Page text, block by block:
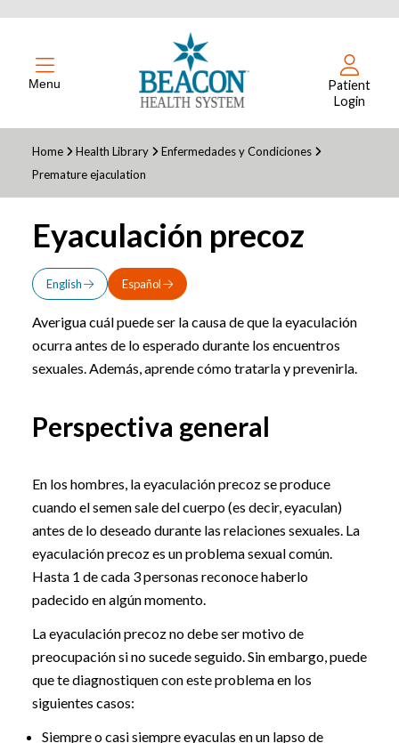
Menu
Patient
Login
Home Health Library
Enfermedades y Condiciones
Premature ejaculation
Eyaculación precoz
English Español
Averigua cuál puede ser la causa de que la eyaculación
ocurra antes de lo esperado durante los encuentros
sexuales. Además, aprende cómo tratarla y prevenirla.
Perspectiva general
En los hombres, la eyaculación precoz se produce
cuando el semen sale del cuerpo (es decir, eyaculan)
antes de lo deseado durante las relaciones sexuales. La
eyaculación precoz es un problema sexual común.
Hasta 1 de cada 3 personas reconoce haberlo
padecido en algún momento.
La eyaculación precoz no debe ser motivo de
preocupación si no sucede seguido. Sin embargo, puede
que te diagnostiquen con este problema en los
siguientes casos:
Siempre o casi siempre eyaculas en un lapso de